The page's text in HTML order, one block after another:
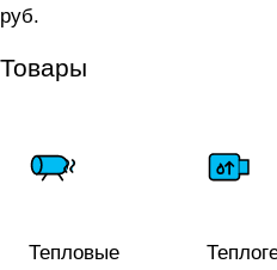
руб.
Товары
Тепловые